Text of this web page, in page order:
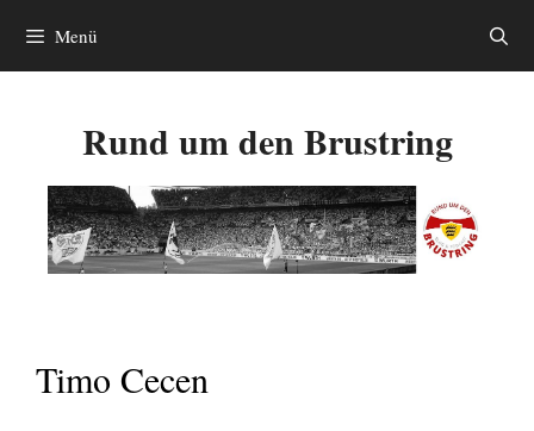
Inhalt
springen
Menü
Rund um den Brustring
Timo Cecen